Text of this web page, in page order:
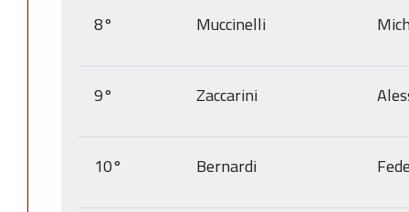
8° Muccinelli
9° Zaccarini
10° Bernardi